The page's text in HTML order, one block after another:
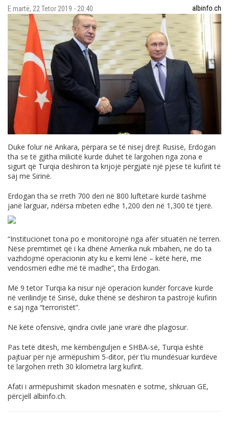
E martë, 22 Tetor 2019 - 20:40 albinfo.ch
Duke folur në Ankara, përpara se të nisej drejt Rusisë, Erdogan
tha se të gjitha milicitë kurde duhet të largohen nga zona e
sigurt që Turqia dëshiron ta krijojë përgjatë një pjese të kufirit të
saj me Sirinë.
Erdogan tha se rreth 700 deri në 800 luftëtarë kurdë tashmë
janë larguar, ndërsa mbeten edhe 1,200 deri në 1,300 të tjerë.
“Institucionet tona po e monitorojnë nga afër situatën në terren.
Nëse premtimet që i ka dhënë Amerika nuk mbahen, ne do ta
vazhdojmë operacionin aty ku e kemi lënë – këtë herë, me
vendosmëri edhe më të madhe”, tha Erdogan.
Më 9 tetor Turqia ka nisur një operacion kundër forcave kurde
në verilindje të Sirisë, duke thënë se dëshiron ta pastrojë kufirin
e saj nga “terroristët”.
Në këtë ofensivë, qindra civilë janë vrarë dhe plagosur.
Pas tetë ditësh, me këmbënguljen e SHBA-së, Turqia është
pajtuar për një armëpushim 5-ditor, për t’iu mundësuar kurdëve
të largohen rreth 30 kilometra larg kufirit.
Afati i armëpushimit skadon mesnatën e sotme, shkruan GE,
përcjell albinfo.ch.